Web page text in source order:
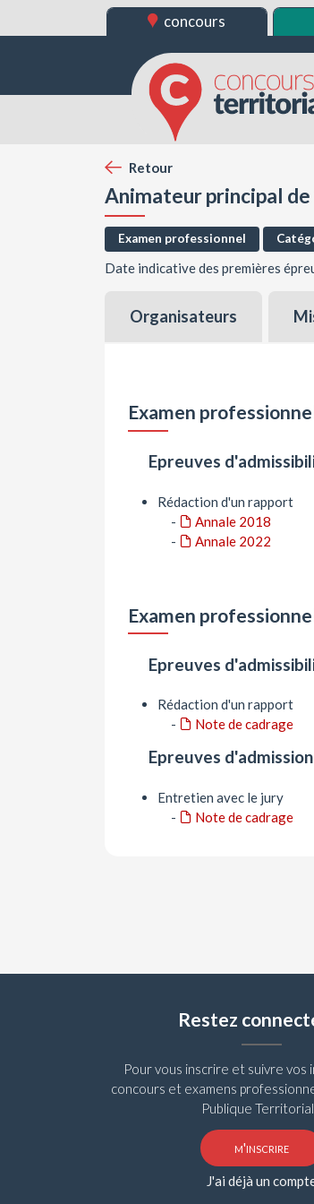
concours
Retour
Animateur principal de
Examen professionnel
Date indicative des premières
Organisateurs
Examen
Epreuves
Rédaction d'un rapport
-
Annale 2018
-
Annale 2022
Examen
Epreuves
Rédaction d'un rapport
-
Note de cadrage
Epreuves d'admission
Entretien avec le jury
-
Note de cadrage
Restez
Pour vous inscrire et suivre vos
concours et examens
Publique
m'inscrire
J'ai déjà un